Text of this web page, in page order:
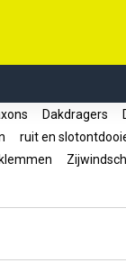
Dakdragers
ruit en